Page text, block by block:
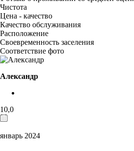
Чистота
Цена - качество
Качество обслуживания
Расположение
Своевременность заселения
Соответствие фото
Александр
10,0
январь 2024